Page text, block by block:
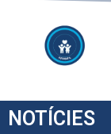
NOTÍCIES